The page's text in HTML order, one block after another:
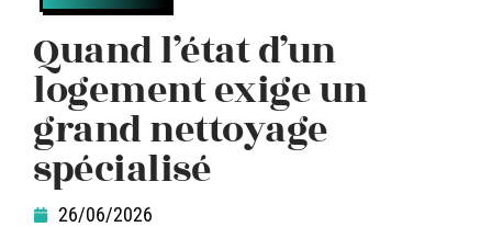
Quand l’état d’un
logement exige un
grand nettoyage
spécialisé
26/06/2026